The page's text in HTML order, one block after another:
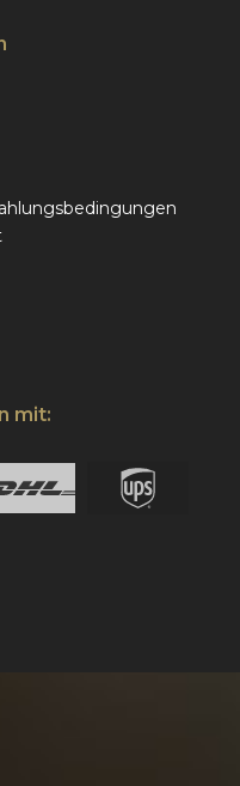
mit: